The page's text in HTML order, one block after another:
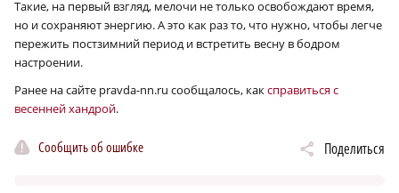
Такие, на первый взгляд, мелочи не только освобождают время,
но и сохраняют энергию. А это как раз то, что нужно, чтобы легче
пережить постзимний период и встретить весну в бодром
настроении.
Ранее на сайте pravda-nn.ru сообщалось, каксправиться с
весенней хандрой.
Сообщить об ошибке Поделиться